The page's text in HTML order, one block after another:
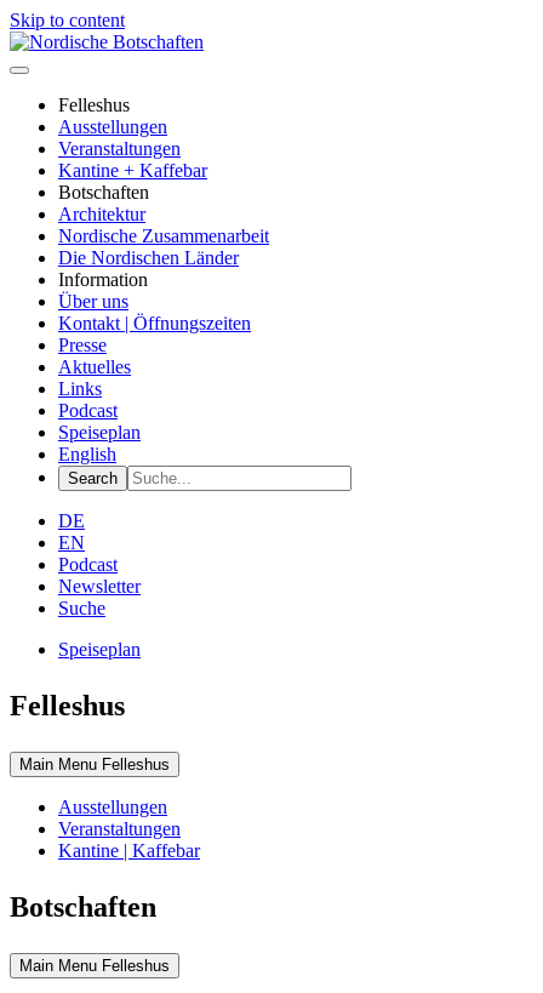
Skip to content
Felleshus
Ausstellungen
Veranstaltungen
Kantine + Kaffebar
Botschaften
Architektur
Nordische Zusammenarbeit
Die Nordischen Länder
Information
Über uns
Kontakt | Öffnungszeiten
Presse
Aktuelles
Links
Podcast
Speiseplan
English
DE
EN
Podcast
Newsletter
Suche
Speiseplan
Felleshus
Main Menu Felleshus
Ausstellungen
Veranstaltungen
Kantine | Kaffebar
Botschaften
Main Menu Felleshus